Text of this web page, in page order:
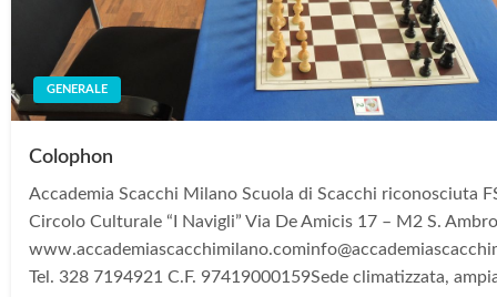
GENERALE
Colophon
Accademia Scacchi Milano Scuola di Scacchi riconosciuta
Circolo Culturale “I Navigli” Via De Amicis 17 – M2 S.
Tel. 328 7194921 C.F. 97419000159Sede climatizzata,